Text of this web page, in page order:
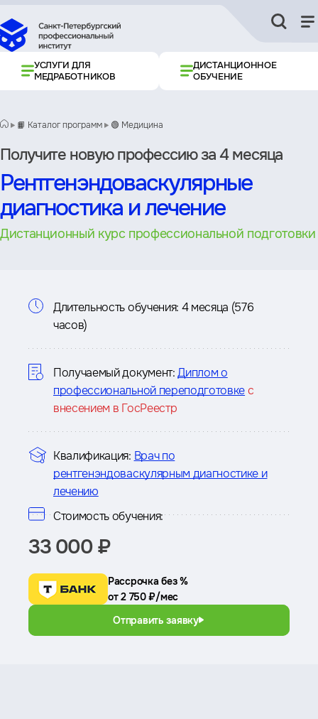
УСЛУГИ ДЛЯ
МЕДРАБОТНИКОВ
ДИСТАНЦИОННОЕ
ОБУЧЕНИЕ
📙 Каталог программ 🟢 Медицина
Получите новую профессию за 4 месяца
Рентгенэндоваскулярные
диагностика и лечение
Дистанционный курс профессиональной подготовки
Информация
курсе
Длительность обучения: 4 месяца (576
часов)
Получаемый документ: Диплом о
профессиональной переподготовкес
внесением в ГосРеестр
Квалификация: Врач по
рентгенэндоваскулярным диагностике и
лечению
Стоимость обучения:
33 000 ₽
Рассрочка без %
от 2 750 ₽/мес
Отправить заявку